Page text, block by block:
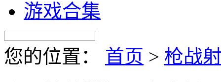
游戏合集
您的位置： 首页 > 枪战